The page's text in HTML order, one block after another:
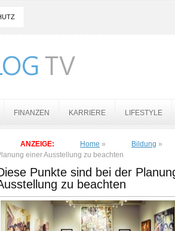
FINANZEN KARRIERE LIFESTYLE
ANZEIGE: Home » Bildung »
einer Ausstellung zu beachten
Punkte sind bei der
zu beachten